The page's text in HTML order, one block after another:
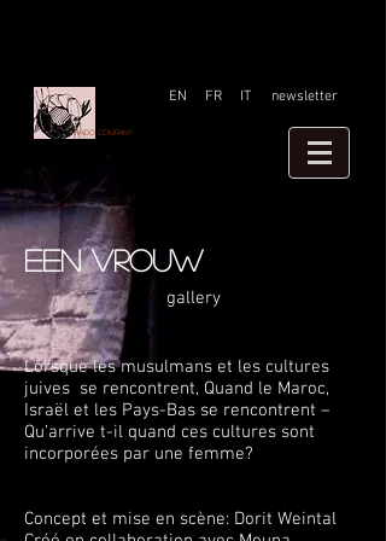
EN
Faido company
FR IT newsletter
Een vrouw
gallery
Lorsque les musulmans et les cultures
juives se rencontrent, Quand le Maroc,
Israël et les Pays-Bas se rencontrent –
Qu’arrive t-il quand ces cultures sont
incorporées par une femme?
Concept et mise en scène: Dorit Weintal